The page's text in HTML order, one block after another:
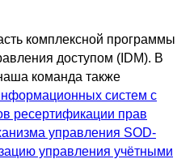
комплексной программы
доступом (IDM). В
команда также
систем с
ресертификации прав
управления SOD-
управления учётными